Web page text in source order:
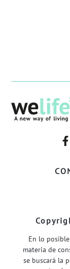
–
En lo
materia de
se buscará la